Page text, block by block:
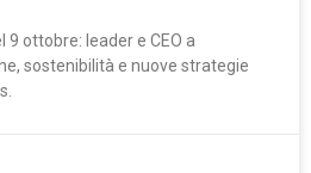
9 ottobre: leader e CEO a
sostenibilità e nuove strategie